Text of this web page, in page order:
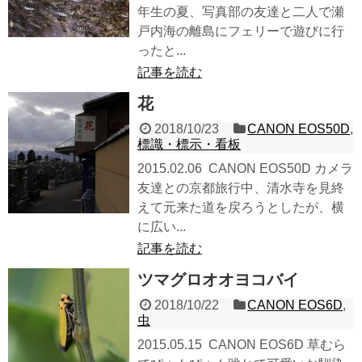
年生の夏、写真部の友達と二人で瀬
戸内海の離島にフェリーで遊びに行
ったと...
記事を読む
花
2018/10/23 CANON EOS50D,
標識・標示・看板
2015.02.06 CANON EOS50D カメラ
友達との京都旅行中、清水寺を見終
えて元来た道を戻ろうとしたが、横
に広い...
記事を読む
ツマグロオオヨコバイ
2018/10/22 CANON EOS6D,
虫
2015.05.15 CANON EOS6D 草むら